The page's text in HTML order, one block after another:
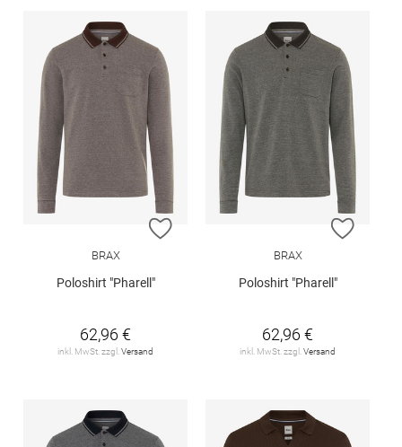
ZUR WUNSCHLISTE HINZUFÜGEN
BRAX
Poloshirt "Pharell"
62,96 €
inkl. MwSt. zzgl. Versand
ZUR
BRAX
Poloshirt "Pharell"
62,96 €
inkl. MwSt. zzgl. Versand